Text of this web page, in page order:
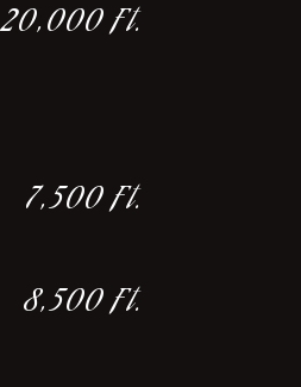
20,000 Ft.
7,500 Ft.
8,500 Ft.